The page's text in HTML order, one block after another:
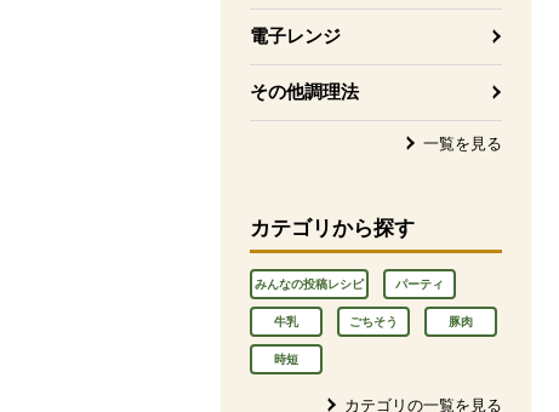
電子レンジ
その他調理法
一覧を見る
カテゴリから探す
みんなの投稿レシピ パーティ
牛乳 ごちそう 豚肉
時短
カテゴリの一覧を見る